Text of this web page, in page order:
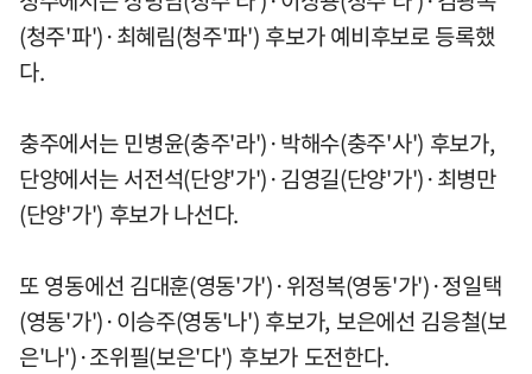
(청주'파')·최혜림(청주'파') 후보가 예비후보로 등록했
다.
충주에서는 민병윤(충주'라')·박해수(충주'사') 후보가,
단양에서는 서전석(단양'가')·김영길(단양'가')·최병만
(단양'가') 후보가 나선다.
또 영동에선 김대훈(영동'가')·위정복(영동'가')·정일택
(영동'가')·이승주(영동'나') 후보가, 보은에선 김응철(보
은'나')·조위필(보은'다') 후보가 도전한다.